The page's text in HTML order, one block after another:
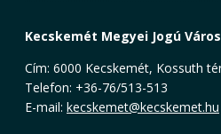
Kecskemét Megyei Jogú
Cím: 6000 Kecskemét, Kossuth
Telefon: +36-76/513-513
E-mail: kecskemet@kecskemet.hu